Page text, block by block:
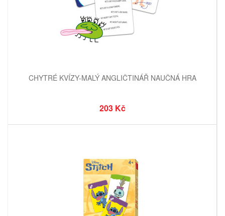
CHYTRÉ KVÍZY-MALÝ ANGLIČTINÁŘ NAUČNÁ HRA
203 Kč